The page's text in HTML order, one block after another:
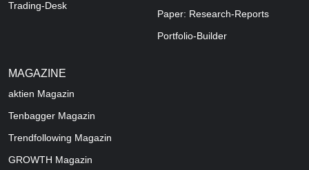
Trading-Desk
Paper: Research-Reports
Portfolio-Builder
MAGAZINE
aktien Magazin
Tenbagger Magazin
Trendfollowing Magazin
GROWTH Magazin